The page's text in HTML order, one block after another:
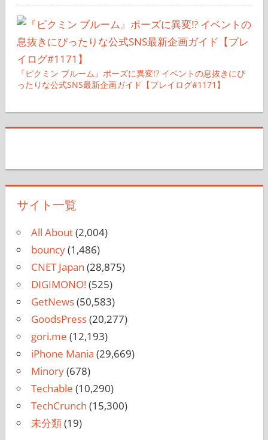
『ピクミン ブルーム』ポーズに異変!? イベントの息抜きにぴ
ったりな公式SNS最新企画ガイド【プレイログ#1171】
サイト一覧
All About(2,004)
bouncy(1,486)
CNET Japan (28,875)
DIGIMONO!(525)
GetNews(50,583)
GoodsPress(20,277)
gori.me (12,193)
iPhone Mania (29,669)
Minory(678)
Techable (10,290)
TechCrunch (15,300)
未分類(19)